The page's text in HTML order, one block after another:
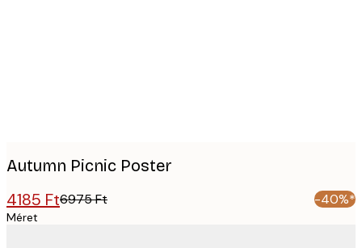
Autumn Picnic Poster
4185 Ft6975 Ft -40%*
Méret